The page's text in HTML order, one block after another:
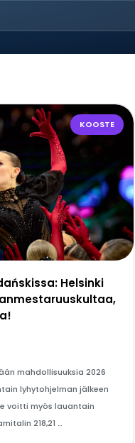
KOOSTE
Helsinki
mahdollisuuksia 2026
lyhytohjelman jälkeen
voitti myös lauantain
218,21 …